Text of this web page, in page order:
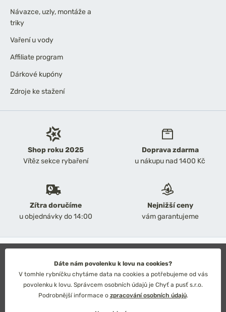
Shop roku 2025
Vítěz sekce rybaření
Doprava zdarma
u nákupu nad 1400 Kč
Zítra doručíme
u objednávky do 14:00
Nejnižší ceny
vám garantujeme
Návazce, uzly, montáže a
triky
Vaření u vody
Affiliate program
Dárkové kupóny
Zdroje ke stažení
Obchodní podmínky
Ochrana osobních údajů
Technické řešení: Simplia s.r.o.
Strategický design: Petr Široký
Dáte nám povolenku k lovu na cookies?
V tomhle rybníčku chytáme data na cookies a potřebujeme od vás
povolenku k lovu. Správcem osobních údajů je Chyť a pusť s.r.o.
Podrobnější informace o zpracování osobních údajů.